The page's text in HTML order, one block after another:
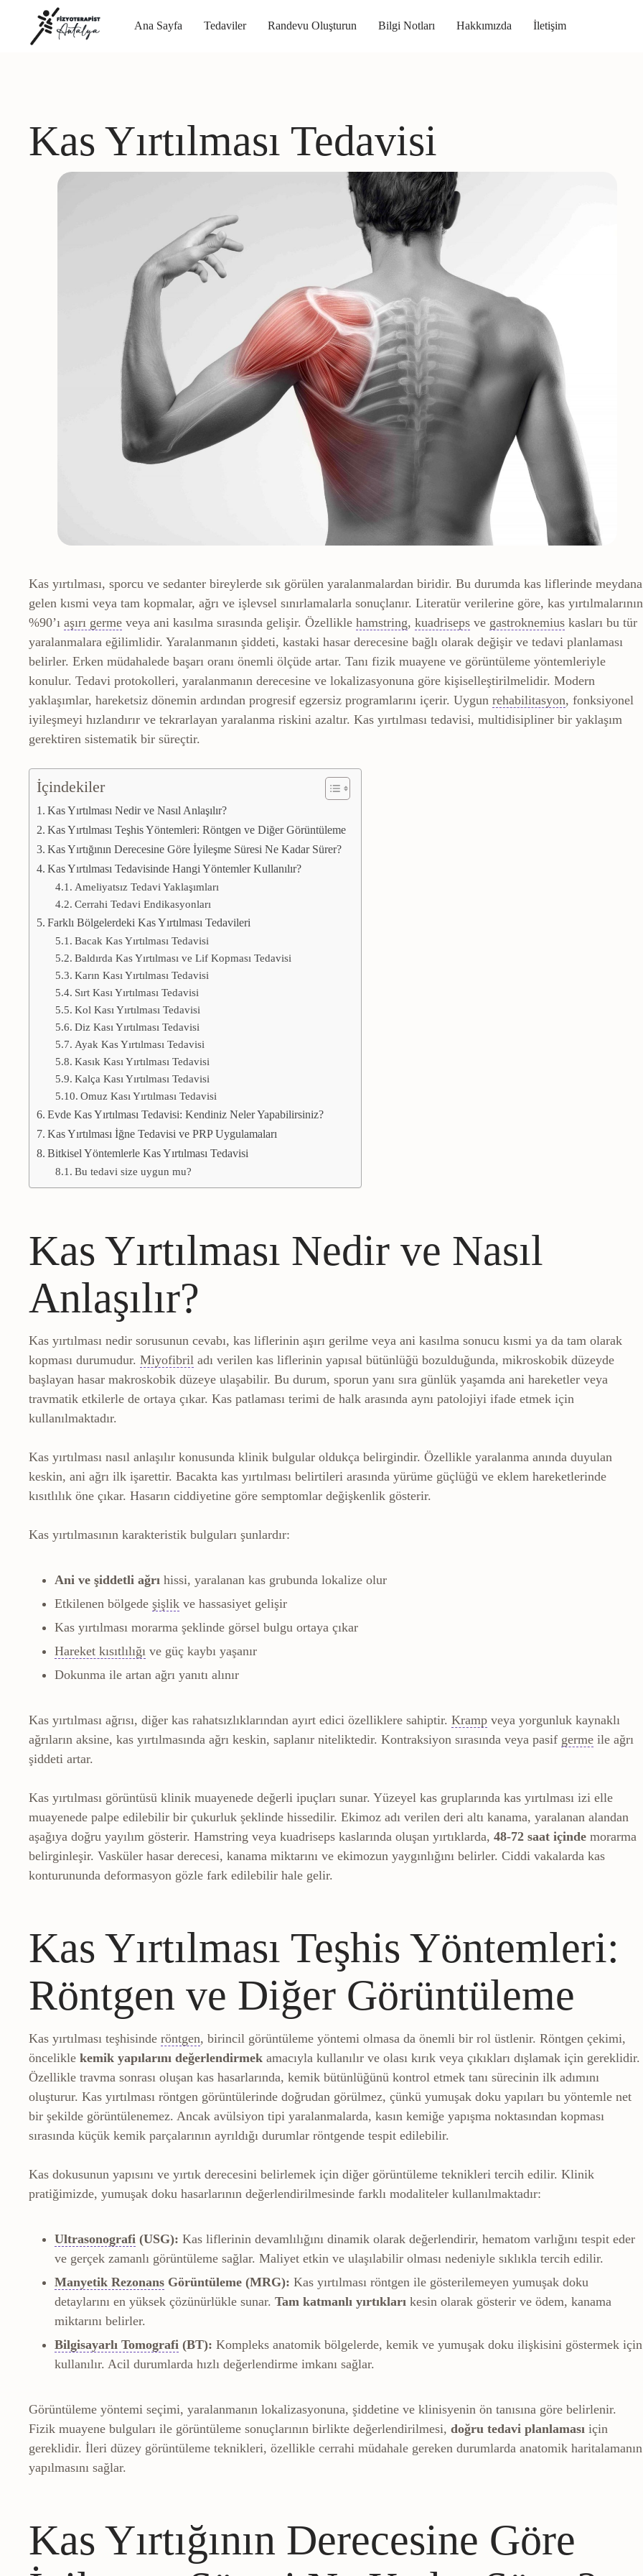
Ana Sayfa Tedaviler Randevu Oluşturun Bilgi Notları Hakkımızda İletişim
Kas Yırtılması Tedavisi
Kas yırtılması, sporcu ve sedanter bireylerde sık görülen yaralanmalardan biridir. Bu durumda kas liflerinde meydana
gelen kısmi veya tam kopmalar, ağrı ve işlevsel sınırlamalarla sonuçlanır. Literatür verilerine göre, kas yırtılmalarının
%90’ı aşırı germeHiperekstansiyonEklemin normal sınırının ötesine geçecek şekilde zorlanması.
veya ani kasılma sırasında gelişir. Özellikle hamstring HamstringUyluğun arkasındaki üç kastan
, kuadrisepsKuadrisepsUyluğun önündeki
ve gastroknemiusGastroknemius
kasları bu tür
yaralanmalara eğilimlidir. Yaralanmanın şiddeti, kastaki hasar derecesine bağlı olarak değişir ve tedavi planlaması
belirler. Erken müdahalede başarı oranı önemli ölçüde artar. Tanı fizik muayene ve görüntüleme yöntemleriyle
konulur. Tedavi protokolleri, yaralanmanın derecesine ve lokalizasyonuna göre kişiselleştirilmelidir. Modern
yaklaşımlar, hareketsiz dönemin ardından progresif egzersiz programlarını içerir. Uygun rehabilitasyon Rehabilitasyon
, fonksiyonel
iyileşmeyi hızlandırır ve tekrarlayan yaralanma riskini azaltır. Kas yırtılması tedavisi, multidisipliner bir yaklaşım
gerektiren sistematik bir süreçtir.
İçindekiler
Kas Yırtılması Nedir ve Nasıl Anlaşılır?
Kas Yırtılması Teşhis Yöntemleri: Röntgen ve Diğer Görüntüleme
Kas Yırtığının Derecesine Göre İyileşme Süresi Ne Kadar Sürer?
Kas Yırtılması Tedavisinde Hangi Yöntemler Kullanılır?
Ameliyatsız Tedavi Yaklaşımları
Cerrahi Tedavi Endikasyonları
Farklı Bölgelerdeki Kas Yırtılması Tedavileri
Bacak Kas Yırtılması Tedavisi
Baldırda Kas Yırtılması ve Lif Kopması Tedavisi
Karın Kası Yırtılması Tedavisi
Sırt Kası Yırtılması Tedavisi
Kol Kası Yırtılması Tedavisi
Diz Kası Yırtılması Tedavisi
Ayak Kas Yırtılması Tedavisi
Kasık Kası Yırtılması Tedavisi
Kalça Kası Yırtılması Tedavisi
Omuz Kası Yırtılması Tedavisi
Evde Kas Yırtılması Tedavisi: Kendiniz Neler Yapabilirsiniz?
Kas Yırtılması İğne Tedavisi ve PRP Uygulamaları
Bitkisel Yöntemlerle Kas Yırtılması Tedavisi
Bu tedavi size uygun mu?
Kas Yırtılması Nedir ve Nasıl
Anlaşılır?
Kas yırtılması nedir sorusunun cevabı, kas liflerinin aşırı gerilme veya ani kasılma sonucu kısmi ya da tam olarak
kopması durumudur. Miyofibril MiyofibrilKas hücresi içindeki kasılmayı sağlayan ince lifler.
adı verilen kas liflerinin yapısal bütünlüğü bozulduğunda, mikroskobik düzeyde
başlayan hasar makroskobik düzeye ulaşabilir. Bu durum, sporun yanı sıra günlük yaşamda ani hareketler veya
travmatik etkilerle de ortaya çıkar. Kas patlaması terimi de halk arasında aynı patolojiyi ifade etmek için
kullanılmaktadır.
Kas yırtılması nasıl anlaşılır konusunda klinik bulgular oldukça belirgindir. Özellikle yaralanma anında duyulan
keskin, ani ağrı ilk işarettir. Bacakta kas yırtılması belirtileri arasında yürüme güçlüğü ve eklem hareketlerinde
kısıtlılık öne çıkar. Hasarın ciddiyetine göre semptomlar değişkenlik gösterir.
Kas yırtılmasının karakteristik bulguları şunlardır:
Ani ve şiddetli ağrı hissi, yaralanan kas grubunda lokalize olur
Etkilenen bölgede şişlikÖdemDoku aralarında sıvı birikmesine bağlı şişlik.
ve hassasiyet gelişir
Kas yırtılması morarma şeklinde görsel bulgu ortaya çıkar
Hareket kısıtlılığı KontraktürYumuşak dokuların kısalmasıyla eklem hareketinin kalıcı kısıtlanması.
ve güç kaybı yaşanır
Dokunma ile artan ağrı yanıtı alınır
Kas yırtılması ağrısı, diğer kas rahatsızlıklarından ayırt edici özelliklere sahiptir. KrampSpazmKasın istemsiz ve
veya yorgunluk kaynaklı
ağrıların aksine, kas yırtılmasında ağrı keskin, saplanır niteliktedir. Kontraksiyon sırasında veya pasif germeGerme
ile ağrı
şiddeti artar.
Kas yırtılması görüntüsü klinik muayenede değerli ipuçları sunar. Yüzeyel kas gruplarında kas yırtılması izi elle
muayenede palpe edilebilir bir çukurluk şeklinde hissedilir. Ekimoz adı verilen deri altı kanama, yaralanan alandan
aşağıya doğru yayılım gösterir. Hamstring veya kuadriseps kaslarında oluşan yırtıklarda, 48-72 saat içinde morarma
belirginleşir. Vasküler hasar derecesi, kanama miktarını ve ekimozun yaygınlığını belirler. Ciddi vakalarda kas
konturununda deformasyon gözle fark edilebilir hale gelir.
Kas Yırtılması Teşhis Yöntemleri:
Röntgen ve Diğer Görüntüleme
Kas yırtılması teşhisinde röntgen RadyografiKemik yapıyı gösteren temel görüntüleme yöntemi.
, birincil görüntüleme yöntemi olmasa da önemli bir rol üstlenir. Röntgen çekimi,
öncelikle kemik yapılarını değerlendirmek amacıyla kullanılır ve olası kırık veya çıkıkları dışlamak için gereklidir.
Özellikle travma sonrası oluşan kas hasarlarında, kemik bütünlüğünü kontrol etmek tanı sürecinin ilk adımını
oluşturur. Kas yırtılması röntgen görüntülerinde doğrudan görülmez, çünkü yumuşak doku yapıları bu yöntemle net
bir şekilde görüntülenemez. Ancak avülsiyon tipi yaralanmalarda, kasın kemiğe yapışma noktasından kopması
sırasında küçük kemik parçalarının ayrıldığı durumlar röntgende tespit edilebilir.
Kas dokusunun yapısını ve yırtık derecesini belirlemek için diğer görüntüleme teknikleri tercih edilir. Klinik
pratiğimizde, yumuşak doku hasarlarının değerlendirilmesinde farklı modaliteler kullanılmaktadır:
Ultrasonografi UltrasonografiSes dalgalarıyla kas, tendon ve yumuşak dokunun anlık görüntülenmesi.
(USG): Kas liflerinin devamlılığını dinamik olarak değerlendirir, hematom varlığını tespit eder
ve gerçek zamanlı görüntüleme sağlar. Maliyet etkin ve ulaşılabilir olması nedeniyle sıklıkla tercih edilir.
Manyetik RezonansMRYumuşak dokuları (disk, menisküs, tendon) ayrıntılı gösteren görüntüleme yöntemi.
Görüntüleme (MRG): Kas yırtılması röntgen ile gösterilemeyen yumuşak doku
detaylarını en yüksek çözünürlükle sunar. Tam katmanlı yırtıkları kesin olarak gösterir ve ödem, kanama
miktarını belirler.
Bilgisayarlı Tomografi Bilgisayarlı tomografiKemik yapıyı üç boyutlu ve ayrıntılı gösteren görüntüleme
(BT): Kompleks anatomik bölgelerde, kemik ve yumuşak doku ilişkisini göstermek için
kullanılır. Acil durumlarda hızlı değerlendirme imkanı sağlar.
Görüntüleme yöntemi seçimi, yaralanmanın lokalizasyonuna, şiddetine ve klinisyenin ön tanısına göre belirlenir.
Fizik muayene bulguları ile görüntüleme sonuçlarının birlikte değerlendirilmesi, doğru tedavi planlaması için
gereklidir. İleri düzey görüntüleme teknikleri, özellikle cerrahi müdahale gereken durumlarda anatomik haritalamanın
yapılmasını sağlar.
Kas Yırtığının Derecesine Göre